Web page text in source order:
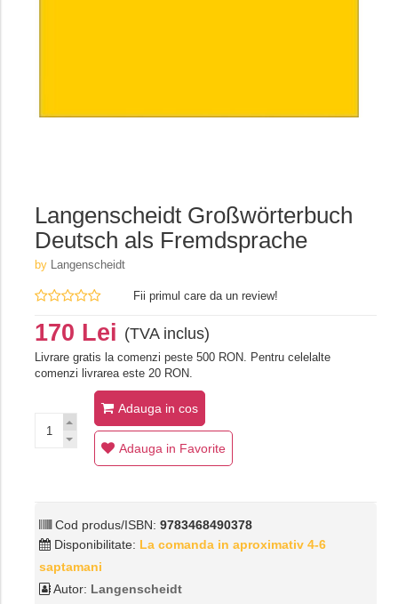
Langenscheidt Großwörterbuch
Deutsch als Fremdsprache
by Langenscheidt
Fii primul care da un review!
170 Lei (TVA inclus)
Livrare gratis la comenzi peste 500 RON. Pentru celelalte
comenzi livrarea este 20 RON.
Adauga in cos
Adauga in Favorite
Cod produs/ISBN: 9783468490378
Disponibilitate: La comanda in aproximativ 4-6
saptamani
Autor: Langenscheidt